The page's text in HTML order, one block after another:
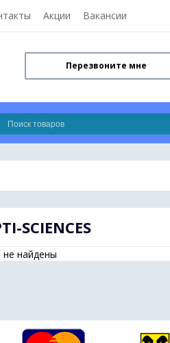
Акции Вакансии
Перезвоните мне
SCIENCES
найдены